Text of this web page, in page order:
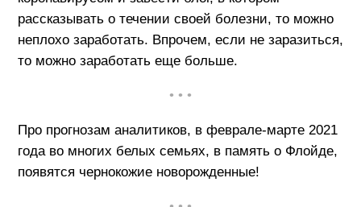
рассказывать о течении своей болезни, то можно
неплохо заработать. Впрочем, если не заразиться,
то можно заработать еще больше.
• • •
Про прогнозам аналитиков, в феврале-марте 2021
года во многих белых семьях, в память о Флойде,
появятся чернокожие новорожденные!